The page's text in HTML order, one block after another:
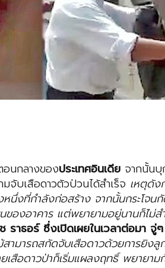
อนกลางของประเทศอินเดีย จากนั้นบุ
จับเสือดาวตัวป่วนได้สำเร็จ เหตุดัง
หนึ่งที่กำลังก่อสร้าง จากนั้นกระโ
งอาคาร แต่พยายามอยู่นานก็ไม่ส
ราธอร์ ซึ่งเปิดเผยในเวลาต่อมา
สามารถสกัดจับเสือดาวด้วยการยิ
อดาวป่าก็เริ่มแผลงฤทธิ์ พยายาม